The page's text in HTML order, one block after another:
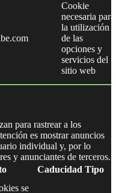
Cookie
necesaria para
la utilización
de las
opciones y
servicios del
sitio web
para rastrear a los
es mostrar anuncios
individual y, por lo
y anunciantes de terceros.
Caducidad Tipo
se